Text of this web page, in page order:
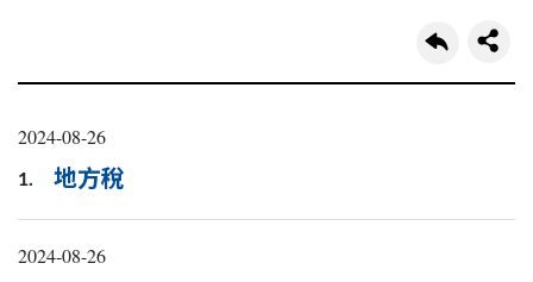
2024-08-26
1. 地方稅
2024-08-26